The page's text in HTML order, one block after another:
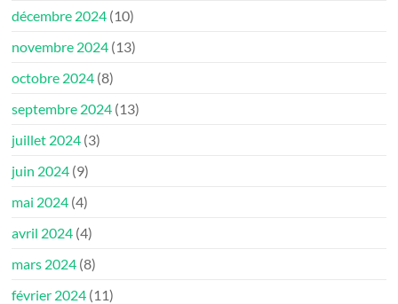
décembre 2024 (10)
novembre 2024 (13)
octobre 2024 (8)
septembre 2024 (13)
juillet 2024 (3)
juin 2024 (9)
mai 2024 (4)
avril 2024 (4)
mars 2024 (8)
février 2024 (11)